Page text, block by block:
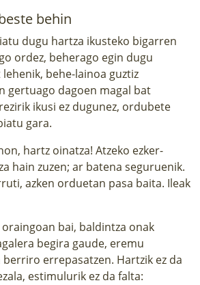
behin
dugu hartza ikusteko bigarren
ordez, beherago egin dugu
behe-lainoa guztiz
gertuago dagoen magal bat
ikusi ez dugunez, ordubete
gara.
hartz oinatza! Atzeko ezker-
hain zuzen; ar batena seguruenik.
azken orduetan pasa baita. Ileak
bai, baldintza onak
begira gaude, eremu
errepasatzen. Hartzik ez da
estimulurik ez da falta: